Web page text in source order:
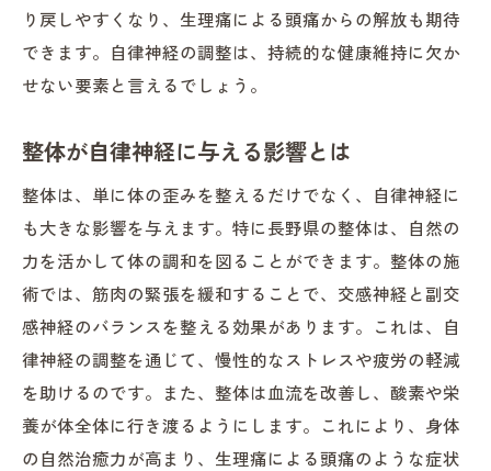
り戻しやすくなり、生理痛による頭痛からの解放も期待
できます。自律神経の調整は、持続的な健康維持に欠か
せない要素と言えるでしょう。
整体が自律神経に与える影響とは
整体は、単に体の歪みを整えるだけでなく、自律神経に
も大きな影響を与えます。特に長野県の整体は、自然の
力を活かして体の調和を図ることができます。整体の施
術では、筋肉の緊張を緩和することで、交感神経と副交
感神経のバランスを整える効果があります。これは、自
律神経の調整を通じて、慢性的なストレスや疲労の軽減
を助けるのです。また、整体は血流を改善し、酸素や栄
養が体全体に行き渡るようにします。これにより、身体
の自然治癒力が高まり、生理痛による頭痛のような症状